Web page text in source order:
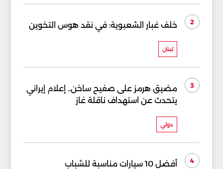
2 خلف غبار الشعبوية: في نقد هوس التخوين
لبنان
3
مضيق هرمز على صفيح ساخن.. إعلام إيراني
يتحدث عن استهداف ناقلة غاز
دولي
4 أفضل 10 سيارات مناسبة للشباب